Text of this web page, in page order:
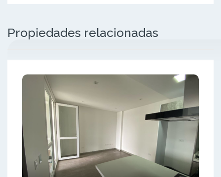
Propiedades relacionadas